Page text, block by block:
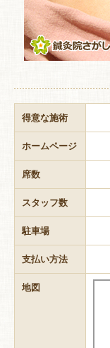
得意な施術
ホームページ
席数
スタッフ数
駐車場
支払い方法
地図